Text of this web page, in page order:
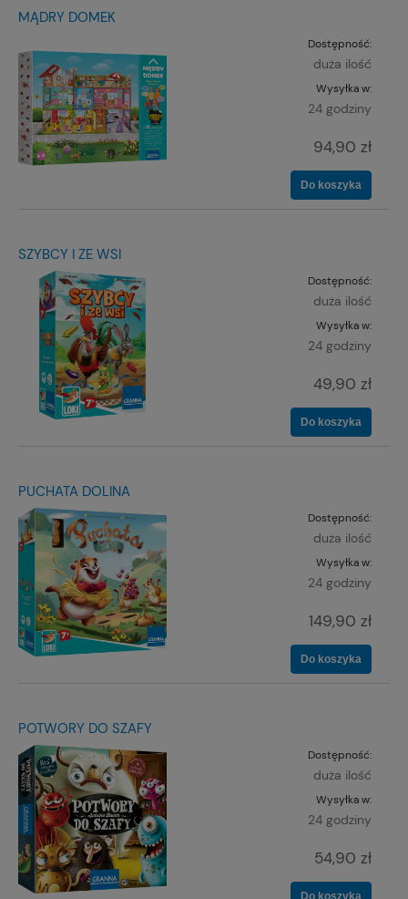
MĄDRY DOMEK
Dostępność:
duża ilość
Wysyłka w:
24 godziny
94,90 zł
Do koszyka
SZYBCY I ZE WSI
Dostępność:
duża ilość
Wysyłka w:
24 godziny
49,90 zł
Do koszyka
PUCHATA DOLINA
Dostępność:
duża ilość
Wysyłka w:
24 godziny
149,90 zł
Do koszyka
POTWORY DO SZAFY
Dostępność:
duża ilość
Wysyłka w:
24 godziny
54,90 zł
Do koszyka